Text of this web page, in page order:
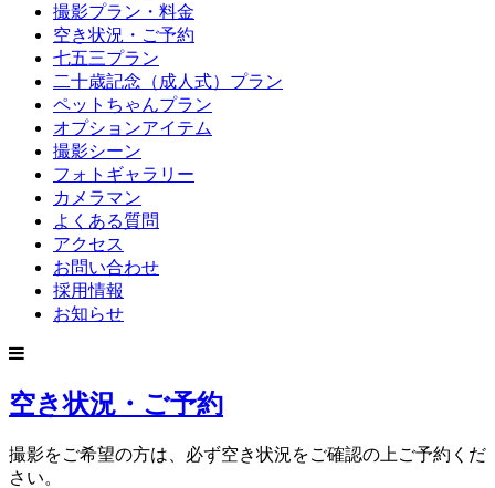
撮影プラン・料金
空き状況・ご予約
七五三プラン
二十歳記念（成人式）プラン
ペットちゃんプラン
オプションアイテム
撮影シーン
フォトギャラリー
カメラマン
よくある質問
アクセス
お問い合わせ
採用情報
お知らせ
空き状況・ご予約
撮影をご希望の方は、必ず空き状況をご確認の上ご予約くだ
さい。